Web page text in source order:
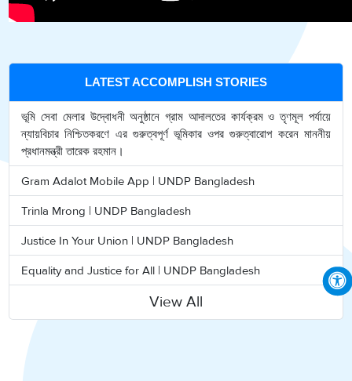
LATEST ACCOMPLISH STORIES
ভূমি সেবা মেলার উদ্বোধনী অনুষ্ঠানে গ্রাম আদালতের কার্যক্রম ও তৃণমূল পর্যায়ে
ন্যায়বিচার নিশ্চিতকরণে এর গুরুত্বপূর্ণ ভূমিকার ওপর গুরুত্বারোপ করেন মাননীয়
প্রধানমন্ত্রী তারেক রহমান।
Gram Adalot Mobile App | UNDP Bangladesh
Trinla Mrong | UNDP Bangladesh
Justice In Your Union | UNDP Bangladesh
Equality and Justice for All | UNDP Bangladesh
View All